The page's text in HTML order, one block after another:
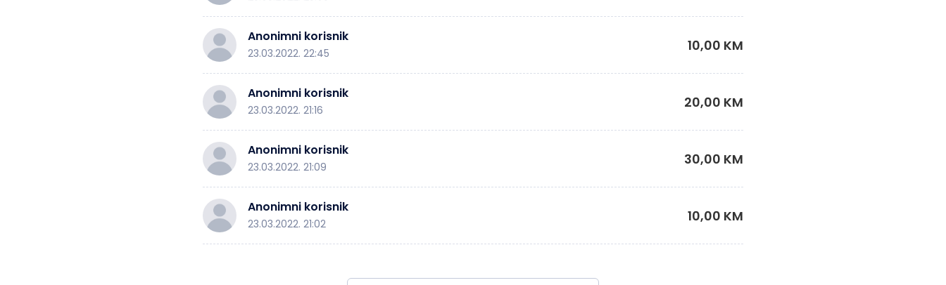
Anonimni korisnik
23.03.2022. 22:45 10,00 KM
Anonimni korisnik
23.03.2022. 21:16 20,00 KM
Anonimni korisnik
23.03.2022. 21:09 30,00 KM
Anonimni korisnik
23.03.2022. 21:02 10,00 KM